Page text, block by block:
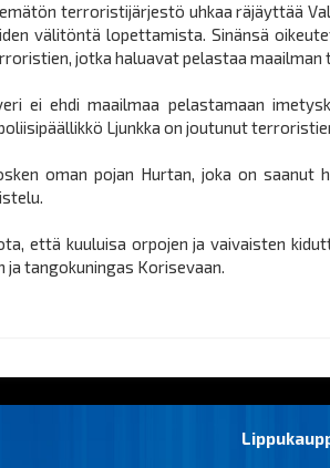
terroristijärjestö uhkaa räjäyttää
välitöntä lopettamista. Sinänsä
jotka haluavat pelastaa maailman
ei ehdi maailmaa pelastamaan
Ljunkka on joutunut
oman pojan Hurtan, joka on
että kuuluisa orpojen ja vaivaisten
ja tangokuningas Korisevaan.